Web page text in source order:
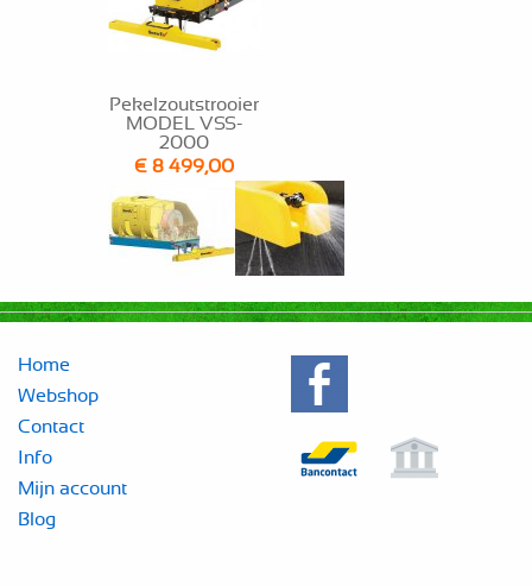
Pekelzoutstrooier
MODEL VSS-
2000
€ 8 499,00
Toevoegen aan winkelwagen
Home
Webshop
Contact
Info
Mijn account
Blog